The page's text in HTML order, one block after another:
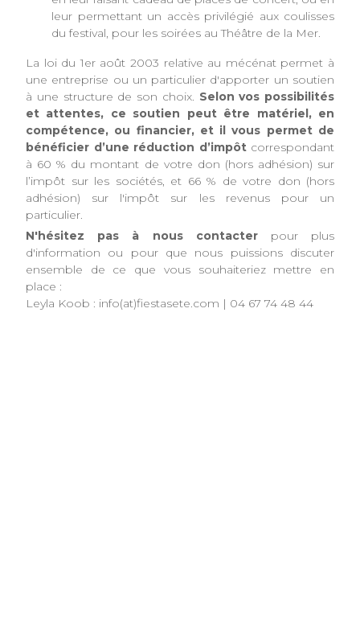
Offrir une soirée originale de qualité à vos invités,
en leur faisant cadeau de places de concert, ou en
du festival, pour les soirées au Théâtre de la Mer.
La loi du 1er août 2003 relative au mécénat permet à
une entreprise ou un particulier d'apporter un soutien
à une structure de son choix. Selon vos possibilités
et attentes, ce soutien peut être matériel, en
compétence, ou financier, et il vous permet de
bénéficier d’une réduction d’impôtcorrespondant
à 60 % du montant de votre don (hors adhésion) sur
l’impôt sur les sociétés, et 66 % de votre don (hors
adhésion) sur l'impôt sur les revenus pour un
particulier.
N'hésitez pas à nous contacterpour plus
d'information ou pour que nous puissions discuter
ensemble de ce que vous souhaiteriez mettre en